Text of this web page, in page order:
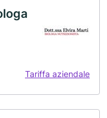
Tariffa aziendale